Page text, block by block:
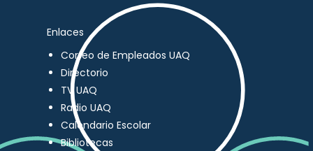
Enlaces
Correo de Empleados UAQ
Directorio
TV UAQ
Radio UAQ
Calendario Escolar
Bibliotecas